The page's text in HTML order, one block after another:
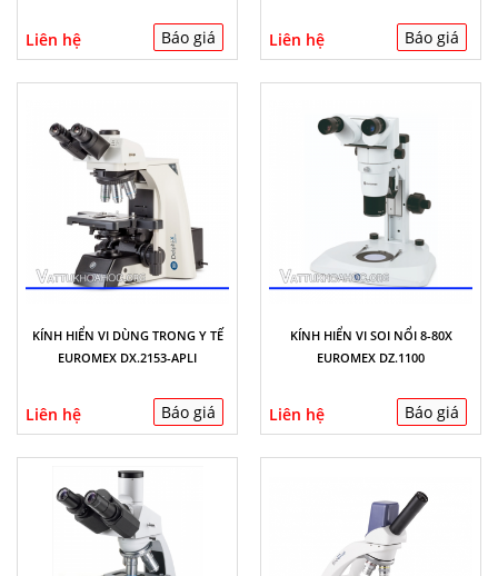
Liên hệ Báo giá Liên hệ Báo giá
KÍNH HIỂN VI DÙNG TRONG Y TẾ
EUROMEX DX.2153-APLI
Liên hệ Báo giá
KÍNH HIỂN VI SOI NỔI 8-80X
EUROMEX DZ.1100
Liên hệ Báo giá